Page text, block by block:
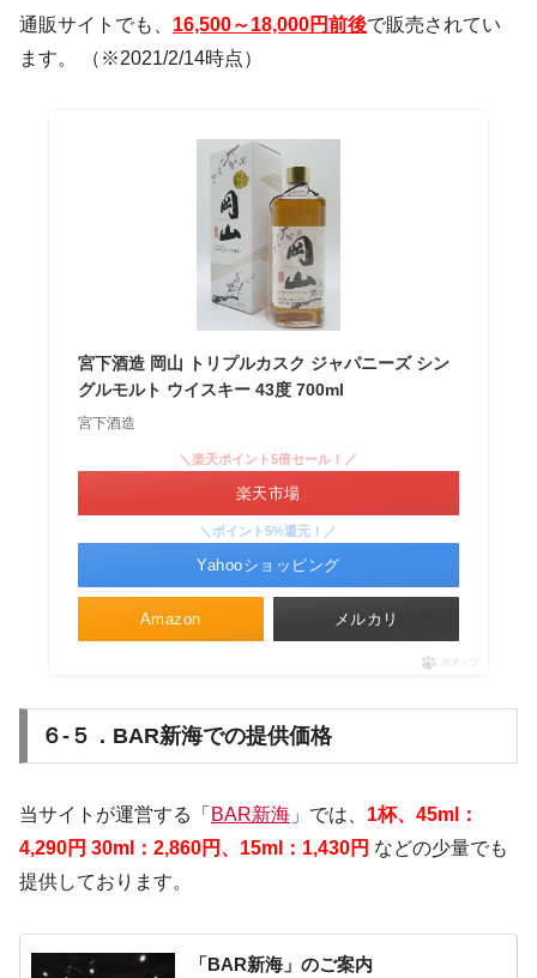
通販サイトでも、 16,500～18,000円前後で販売されてい
ます。 （※2021/2/14時点）
宮下酒造 岡山 トリプルカスク ジャパニーズ シン
グルモルト ウイスキー 43度 700ml
宮下酒造
Amazon
＼楽天ポイント5倍セール！／
楽天市場
＼ポイント5%還元！／
Yahooショッピング
メルカリ
ポチップ
６-５．BAR新海での提供価格
当サイトが運営する「 BAR新海 」では、 1杯、45ml：
4,290円 30ml：2,860円、15ml：1,430円 などの少量でも
提供しております。
「BAR新海」のご案内